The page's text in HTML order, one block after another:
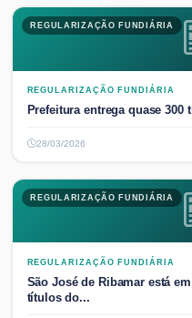
REGULARIZAÇÃO FUNDIÁRIA
REGULARIZAÇÃO FUNDIÁRIA
Prefeitura entrega quase
28/03/2026
REGULARIZAÇÃO FUNDIÁRIA
REGULARIZAÇÃO FUNDIÁRIA
São José de Ribamar está
títulos do...